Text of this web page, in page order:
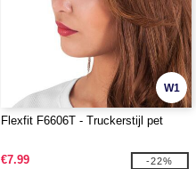
W1
Flexfit F6606T - Truckerstijl pet
€7.99 -22%